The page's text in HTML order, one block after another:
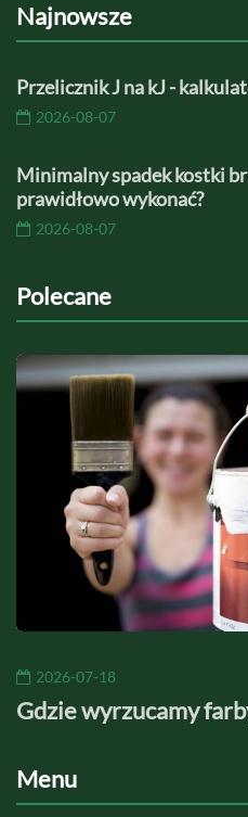
Najnowsze
Przelicznik J na kJ -
2026-08-07
Minimalny spadek kostki
prawidłowo wykonać?
2026-08-07
Polecane
2026-07-18
Gdzie wyrzucamy
Menu